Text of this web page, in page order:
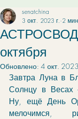
октября
senatchina
3 окт. 2023 г. 2
Обновлено: 4 окт.
Завтра Луна в
Солнцу в Весах
Ну, ещё День
мелочимся,